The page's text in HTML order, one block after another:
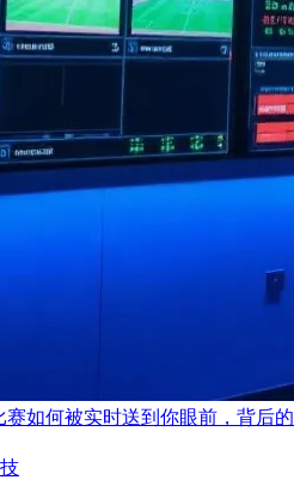
赛如何被实时送到你眼前，背后的